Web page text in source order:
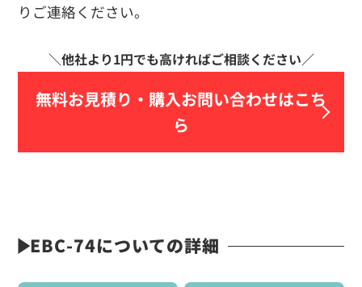
りご連絡ください。
無料お見積り・ 購入お問い合わせはこち
ら
EBC-74についての詳細